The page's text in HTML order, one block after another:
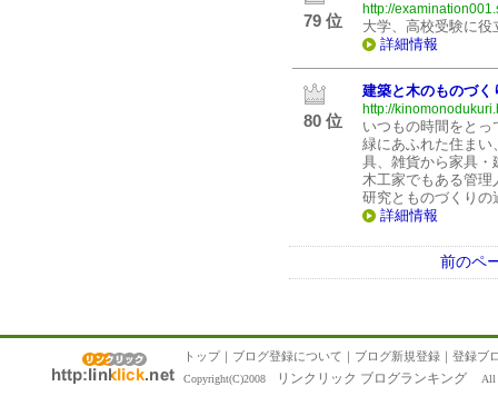
79 位
http://
大学、高校受験に
詳細情報
80 位
建築と木のものづく
http://
いつもの時間をと
緑にあふれた住まい
具、雑貨から家具・
木工家でもある管理
研究とものづくりの
詳細情報
前のペ
トップ｜ ブログ登録について ｜ ブログ新規登録 ｜ 登録ブ
Copyright(C)2008 リンクリック ブログランキング All